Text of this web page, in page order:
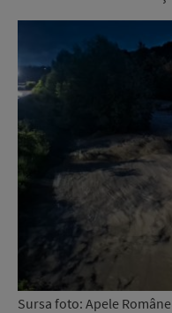
Sursa foto: Apele Române